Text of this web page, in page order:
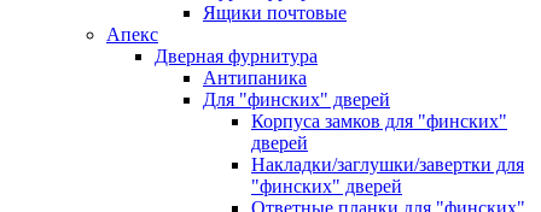
Ящики почтовые
Апекс
Дверная фурнитура
Антипаника
Для "финских" дверей
Корпуса замков для "финских"
дверей
Накладки/заглушки/завертки для
"финских" дверей